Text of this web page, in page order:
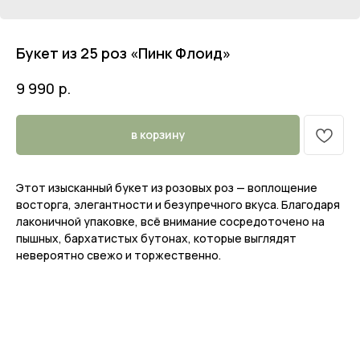
Букет из 25 роз «Пинк Флоид»
9 990 р.
в корзину
Этот изысканный букет из розовых роз — воплощение
восторга, элегантности и безупречного вкуса. Благодаря
лаконичной упаковке, всё внимание сосредоточено на
пышных, бархатистых бутонах, которые выглядят
невероятно свежо и торжественно.